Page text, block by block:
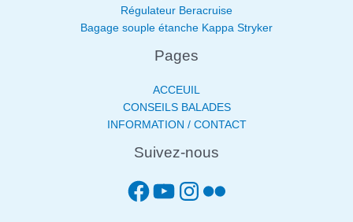
Régulateur Beracruise
Bagage souple étanche Kappa Stryker
Pages
ACCEUIL
CONSEILS BALADES
INFORMATION / CONTACT
Suivez-nous